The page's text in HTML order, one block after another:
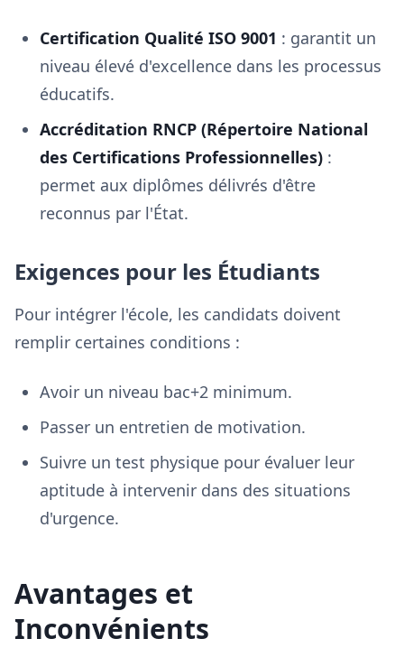
Certification Qualité ISO 9001 : garantit un
niveau élevé d'excellence dans les processus
éducatifs.
Accréditation RNCP (Répertoire National
des Certifications Professionnelles) :
permet aux diplômes délivrés d'être
reconnus par l'État.
Exigences pour les Étudiants
Pour intégrer l'école, les candidats doivent
remplir certaines conditions :
Avoir un niveau bac+2 minimum.
Passer un entretien de motivation.
Suivre un test physique pour évaluer leur
aptitude à intervenir dans des situations
d'urgence.
Avantages et
Inconvénients